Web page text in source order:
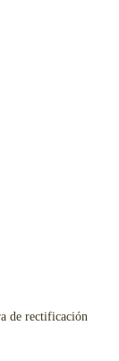
de rectificación